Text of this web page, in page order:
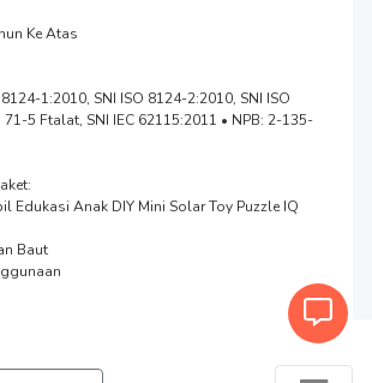
Ke Atas
1:2010, SNI ISO 8124-2:2010, SNI ISO
5 Ftalat, SNI IEC 62115:2011 • NPB: 2-135-
Edukasi Anak DIY Mini Solar Toy Puzzle IQ
Baut